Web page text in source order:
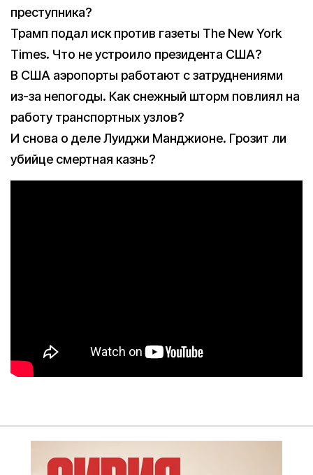
преступника?
Трамп подал иск против газеты The New York
Times. Что не устроило президента США?
В США аэропорты работают с затруднениями
из-за непогоды. Как снежный шторм повлиял на
работу транспортных узлов?
И снова о деле Луиджи Манджионе. Грозит ли
убийце смертная казнь?